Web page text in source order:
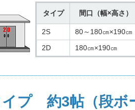
タイプ 間口（幅×高さ）
2S
80～180㎝×190㎝
2D
180㎝×190㎝
イプ 約3帖（段ボ